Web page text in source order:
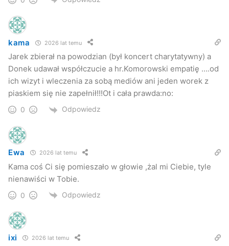
kama 2026 lat temu
Jarek zbierał na powodzian (był koncert charytatywny) a
Donek udawał współczucie a hr.Komorowski empatię ….od
ich wizyt i wleczenia za sobą mediów ani jeden worek z
piaskiem się nie zapełnił!!!Ot i cała prawda:no:
0 Odpowiedz
Ewa 2026 lat temu
Kama coś Ci się pomieszało w głowie ,żal mi Ciebie, tyle
nienawiści w Tobie.
0 Odpowiedz
ixi 2026 lat temu